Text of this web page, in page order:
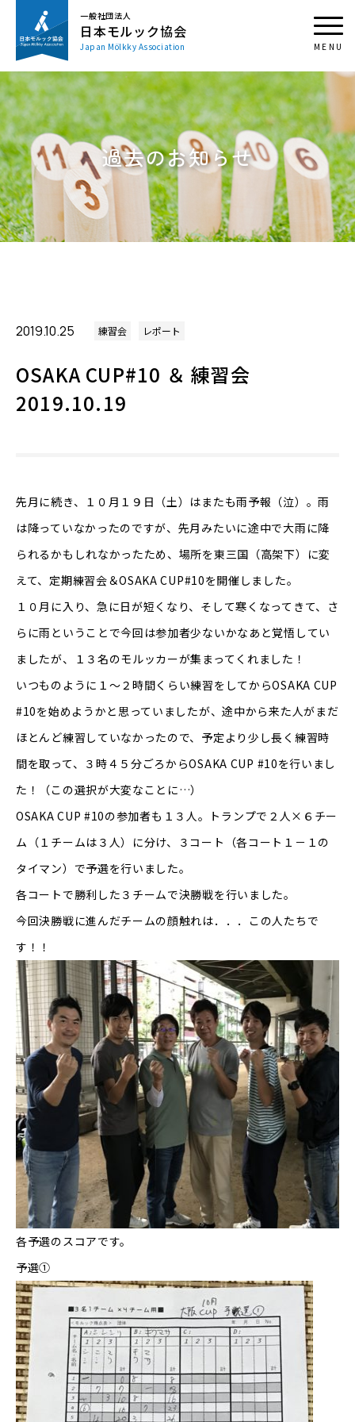
一般社団法人
日本モルック協会
Japan Mölkky Association
過去のお知らせ
2019.10.25 練習会 レポート
OSAKA CUP#10 ＆ 練習会
2019.10.19
先月に続き、１０月１９日（土）はまたも雨予報（泣）。雨
は降っていなかったのですが、先月みたいに途中で大雨に降
られるかもしれなかったため、場所を東三国（高架下）に変
えて、定期練習会＆OSAKA CUP#10を開催しました。
１０月に入り、急に日が短くなり、そして寒くなってきて、さ
らに雨ということで今回は参加者少ないかなあと覚悟してい
ましたが、１３名のモルッカーが集まってくれました！
いつものように１～２時間くらい練習をしてからOSAKA CUP
#10を始めようかと思っていましたが、途中から来た人がまだ
ほとんど練習していなかったので、予定より少し長く練習時
間を取って、３時４５分ごろからOSAKA CUP #10を行いまし
た！（この選択が大変なことに…）
OSAKA CUP #10の参加者も１３人。トランプで２人×６チー
ム（１チームは３人）に分け、３コート（各コート１－１の
タイマン）で予選を行いました。
各コートで勝利した３チームで決勝戦を行いました。
今回決勝戦に進んだチームの顔触れは．．．この人たちで
す！！
各予選のスコアです。
予選①